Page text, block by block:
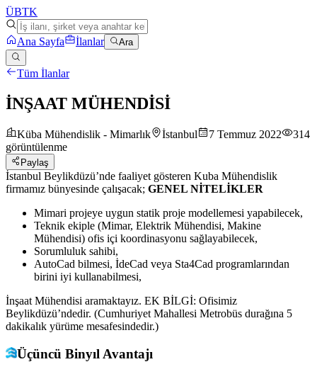
ÜBTK
Ana Sayfa İlanlar Ara
Tüm İlanlar
İNŞAAT MÜHENDİSİ
Küba Mühendislik - Mimarlık İstanbul 7 Temmuz 2022
314
görüntülenme
Paylaş
İstanbul Beylikdüzü’nde faaliyet gösteren Kuba Mühendislik
firmamız bünyesinde çalışacak; GENEL NİTELİKLER
Mimari projeye uygun statik proje modellemesi yapabilecek,
Teknik ekiple (Mimar, Elektrik Mühendisi, Makine
Mühendisi) ofis içi koordinasyonu sağlayabilecek,
Sorumluluk sahibi,
AutoCad bilmesi, İdeCad veya Sta4Cad programlarından
birini iyi kullanabilmesi,
İnşaat Mühendisi aramaktayız. EK BİLGİ: Ofisimiz
Beylikdüzü’ndedir. (Cumhuriyet Mahallesi Metrobüs durağına 5
dakikalık yürüme mesafesindedir.)
Üçüncü Binyıl Avantajı